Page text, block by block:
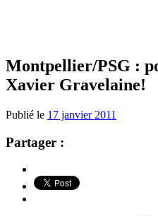
Montpellier/PSG :
Xavier Gravelaine!
Publié le 17 janvier 2011
Partager :